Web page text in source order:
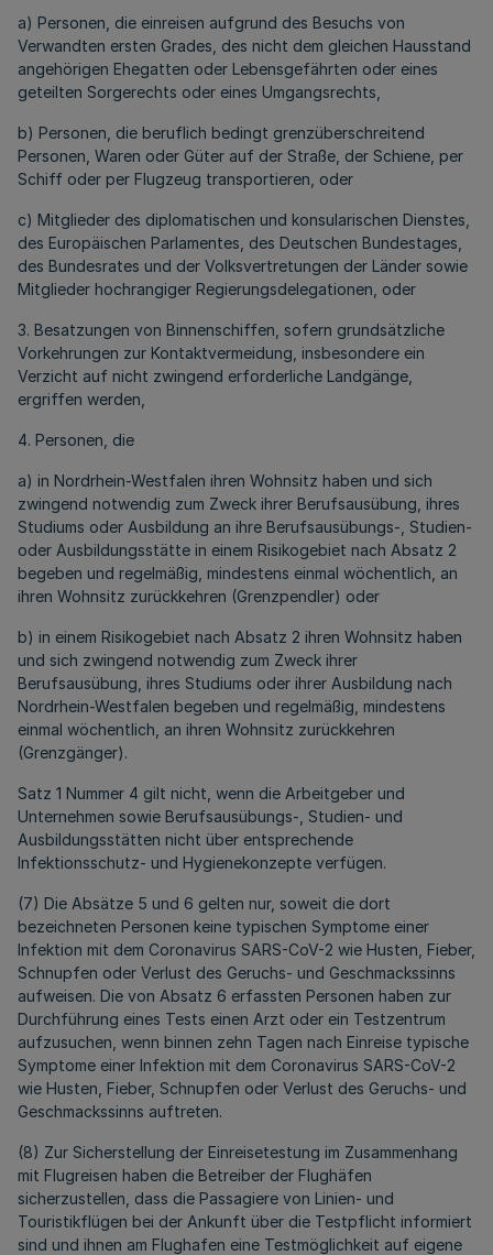
a) Personen, die einreisen aufgrund des Besuchs von
Verwandten ersten Grades, des nicht dem gleichen Hausstand
angehörigen Ehegatten oder Lebensgefährten oder eines
geteilten Sorgerechts oder eines Umgangsrechts,
b) Personen, die beruflich bedingt grenzüberschreitend
Personen, Waren oder Güter auf der Straße, der Schiene, per
Schiff oder per Flugzeug transportieren, oder
c) Mitglieder des diplomatischen und konsularischen Dienstes,
des Europäischen Parlamentes, des Deutschen Bundestages,
des Bundesrates und der Volksvertretungen der Länder sowie
Mitglieder hochrangiger Regierungsdelegationen, oder
3. Besatzungen von Binnenschiffen, sofern grundsätzliche
Vorkehrungen zur Kontaktvermeidung, insbesondere ein
Verzicht auf nicht zwingend erforderliche Landgänge,
ergriffen werden,
4. Personen, die
a) in Nordrhein-Westfalen ihren Wohnsitz haben und sich
zwingend notwendig zum Zweck ihrer Berufsausübung, ihres
Studiums oder Ausbildung an ihre Berufsausübungs-, Studien-
oder Ausbildungsstätte in einem Risikogebiet nach Absatz 2
begeben und regelmäßig, mindestens einmal wöchentlich, an
ihren Wohnsitz zurückkehren (Grenzpendler) oder
b) in einem Risikogebiet nach Absatz 2 ihren Wohnsitz haben
und sich zwingend notwendig zum Zweck ihrer
Berufsausübung, ihres Studiums oder ihrer Ausbildung nach
Nordrhein-Westfalen begeben und regelmäßig, mindestens
einmal wöchentlich, an ihren Wohnsitz zurückkehren
(Grenzgänger).
Satz 1 Nummer 4 gilt nicht, wenn die Arbeitgeber und
Unternehmen sowie Berufsausübungs-, Studien- und
Ausbildungsstätten nicht über entsprechende
Infektionsschutz- und Hygienekonzepte verfügen.
(7) Die Absätze 5 und 6 gelten nur, soweit die dort
bezeichneten Personen keine typischen Symptome einer
Infektion mit dem Coronavirus SARS-CoV-2 wie Husten, Fieber,
Schnupfen oder Verlust des Geruchs- und Geschmackssinns
aufweisen. Die von Absatz 6 erfassten Personen haben zur
Durchführung eines Tests einen Arzt oder ein Testzentrum
aufzusuchen, wenn binnen zehn Tagen nach Einreise typische
Symptome einer Infektion mit dem Coronavirus SARS-CoV-2
wie Husten, Fieber, Schnupfen oder Verlust des Geruchs- und
Geschmackssinns auftreten.
(8) Zur Sicherstellung der Einreisetestung im Zusammenhang
mit Flugreisen haben die Betreiber der Flughäfen
sicherzustellen, dass die Passagiere von Linien- und
Touristikflügen bei der Ankunft über die Testpflicht informiert
sind und ihnen am Flughafen eine Testmöglichkeit auf eigene